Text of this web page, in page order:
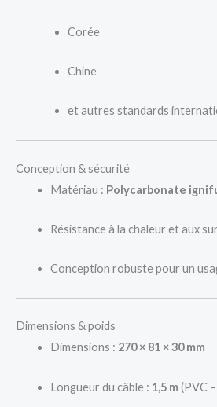
Corée
Chine
et autres standards
Conception & sécurité
Matériau : Polycarbonate
Résistance à la chaleur et aux
Conception robuste pour un
Dimensions & poids
Dimensions : 270 × 81 × 30 mm
Longueur du câble : 1,5 m (PVC